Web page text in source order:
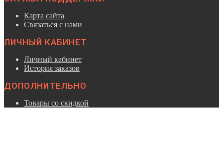
Карта сайта
Связаться с нами
ЛИЧНЫЙ КАБИНЕТ
Личный кабинет
История заказов
ДОПОЛНИТЕЛЬНО
Товары со скидкой